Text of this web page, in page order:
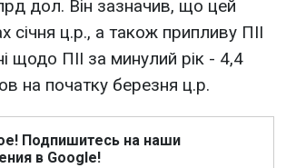
дол. Він зазначив, що цей
січня ц.р., а також припливу ПІІ
щодо ПІІ за минулий рік - 4,4
на початку березня ц.р.
Подпишитесь на наши
в Google!